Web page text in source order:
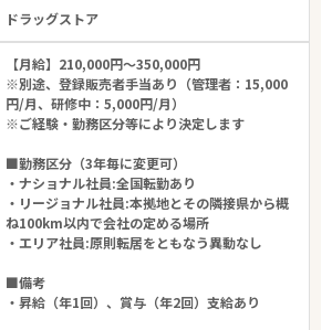
4件から検索する
ドラッグストア
【月給】210,000円～350,000円
※別途、登録販売者手当あり（管理者：15,000
円/月、研修中：5,000円/月）
※ご経験・勤務区分等により決定します
■勤務区分（3年毎に変更可）
・ナショナル社員:全国転勤あり
・リージョナル社員:本拠地とその隣接県から概
ね100km以内で会社の定める場所
・エリア社員:原則転居をともなう異動なし
■備考
・昇給（年1回）、賞与（年2回）支給あり